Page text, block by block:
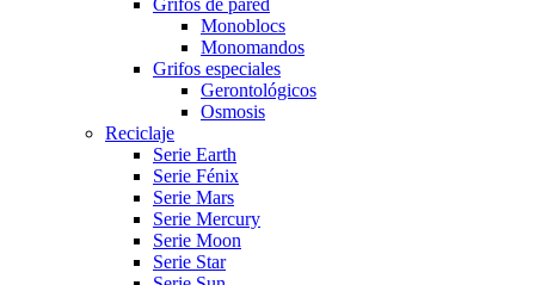
Monoblocs
Monomandos
Grifos especiales
Gerontológicos
Osmosis
Reciclaje
Serie Earth
Serie Fénix
Serie Mars
Serie Mercury
Serie Moon
Serie Star